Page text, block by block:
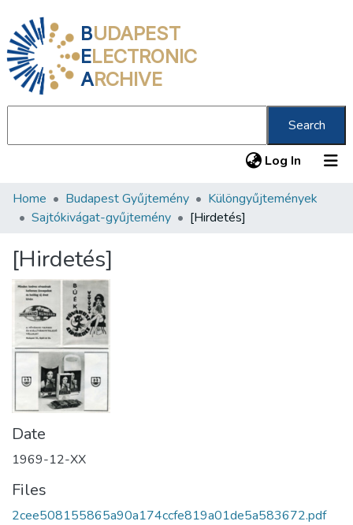
BUDAPEST
ELECTRONIC
ARCHIVE
Search
Log In (current)
Communities & Collections
Statistics
About us
Home Budapest Gyűjtemény
Különgyűjtemények
Sajtókivágat-gyűjtemény
[Hirdetés]
[Hirdetés]
Date
1969-12-XX
Files
2cee508155865a90a174ccfe819a01de5a583672.pdf